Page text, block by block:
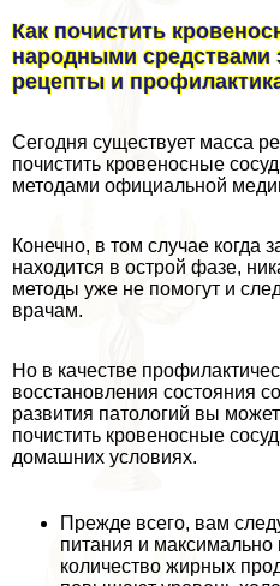
Как почистить
народными
рецепты и
Сегодня существует масса
почистить кровеносные
методами официальной
Конечно, в том случае когда
находится в острой фазе,
методы уже не помогут и
врачам.
Но в качестве
восстановления состояния
развития патологий вы
почистить кровеносные
домашних условиях.
Прежде всего, вам
питания и максимально
количество жирных